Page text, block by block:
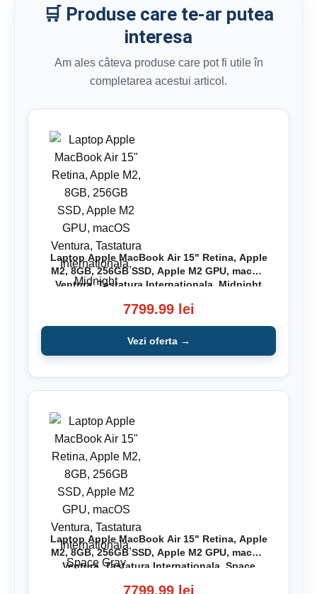
🛒 Produse care te-ar putea
interesa
Am ales câteva produse care pot fi utile în
completarea acestui articol.
Laptop Apple MacBook Air 15" Retina, Apple
M2, 8GB, 256GB SSD, Apple M2 GPU, macOS
Ventura, Tastatura Internationala, Midnight
7799.99 lei
Vezi oferta →
Laptop Apple MacBook Air 15" Retina, Apple
M2, 8GB, 256GB SSD, Apple M2 GPU, macOS
Ventura, Tastatura Internationala, Space
7799.99 lei